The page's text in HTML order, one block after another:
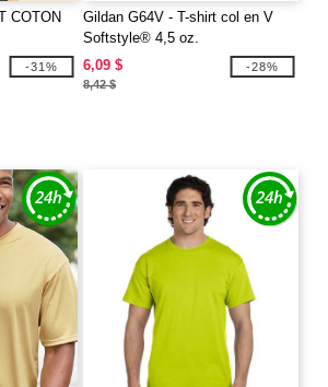
COTON
-31%
Gildan G64V - T-shirt col en V
Softstyle® 4,5 oz.
6,09 $
8,42 $
-28%